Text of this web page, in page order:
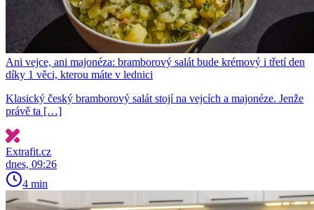
Ani vejce, ani majonéza: bramborový salát bude krémový i třetí den
díky 1 věci, kterou máte v lednici
Klasický český bramborový salát stojí na vejcích a majonéze. Jenže
právě ta […]
Extrafit.cz
dnes, 09:26
4 min